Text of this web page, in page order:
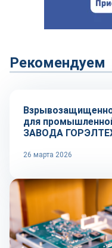
Рекомендуем
Репортаж
для
ЗАВОДА
26 марта 2026